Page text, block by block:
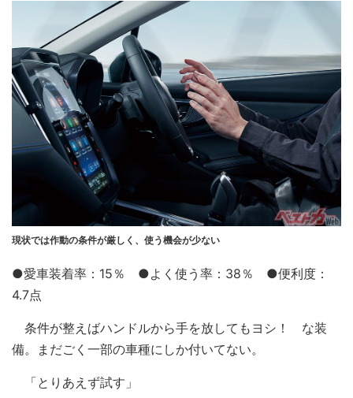
現状では作動の条件が厳しく、使う機会が少ない
●愛車装着率：15％ ●よく使う率：38％ ●便利度：
4.7点
条件が整えばハンドルから手を放してもヨシ！ な装
備。まだごく一部の車種にしか付いてない。
「とりあえず試す」